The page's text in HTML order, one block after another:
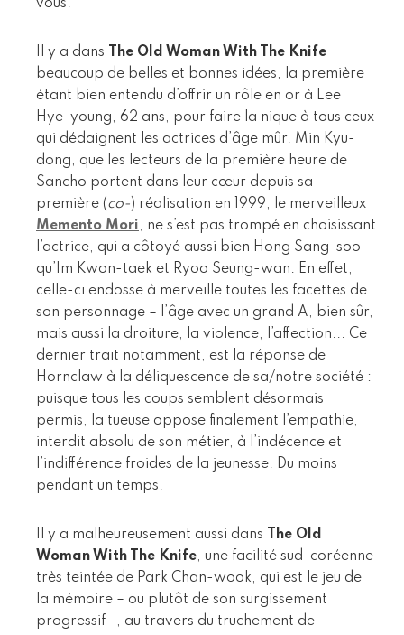
vous.
Il y a dans The Old Woman With The Knife
beaucoup de belles et bonnes idées, la première
étant bien entendu d’offrir un rôle en or à Lee
Hye-young, 62 ans, pour faire la nique à tous ceux
qui dédaignent les actrices d’âge mûr. Min Kyu-
dong, que les lecteurs de la première heure de
Sancho portent dans leur cœur depuis sa
première (co-) réalisation en 1999, le merveilleux
Memento Mori, ne s’est pas trompé en choisissant
l’actrice, qui a côtoyé aussi bien Hong Sang-soo
qu’Im Kwon-taek et Ryoo Seung-wan. En effet,
celle-ci endosse à merveille toutes les facettes de
son personnage – l’âge avec un grand A, bien sûr,
mais aussi la droiture, la violence, l’affection... Ce
dernier trait notamment, est la réponse de
Hornclaw à la déliquescence de sa/notre société :
puisque tous les coups semblent désormais
permis, la tueuse oppose finalement l’empathie,
interdit absolu de son métier, à l’indécence et
l’indifférence froides de la jeunesse. Du moins
pendant un temps.
Il y a malheureusement aussi dans The Old
Woman With The Knife, une facilité sud-coréenne
très teintée de Park Chan-wook, qui est le jeu de
la mémoire – ou plutôt de son surgissement
progressif -, au travers du truchement de